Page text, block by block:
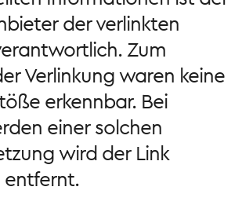
der verlinkten
Zum
Verlinkung waren keine
erkennbar. Bei
einer solchen
wird der Link